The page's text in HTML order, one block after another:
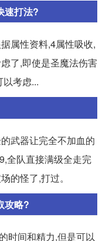
速打法?
属性资料,4属性吸收,
了,即使是圣魔法伤害
考虑...
武器让完全不加血的
全队直接满级全走完
的怪了,打过。
攻略?
时间和精力,但是可以